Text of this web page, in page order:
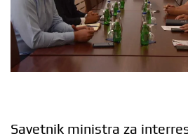
Savetnik ministra za